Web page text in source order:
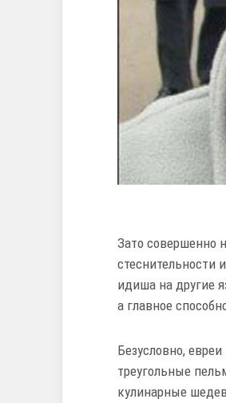
Зато совершенно
стеснительности
идиша на другие
а главное
Безусловно,
треугольные
кулинарные